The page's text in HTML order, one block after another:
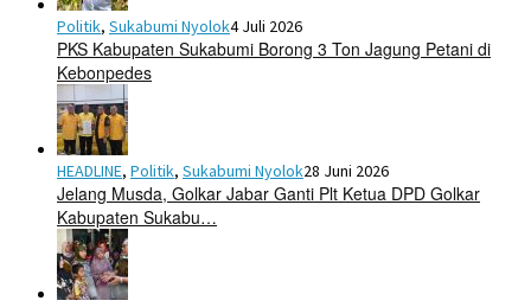
Politik, Sukabumi Nyolok4 Juli 2026
PKS Kabupaten Sukabumi Borong 3 Ton Jagung Petani di
Kebonpedes
HEADLINE, Politik, Sukabumi Nyolok28 Juni 2026
Jelang Musda, Golkar Jabar Ganti Plt Ketua DPD Golkar
Kabupaten Sukabu…